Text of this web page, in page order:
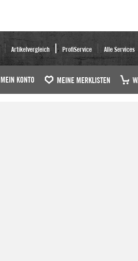
Artikelvergleich ProfiService Alle Services
MEIN KONTO MEINE MERKLISTEN